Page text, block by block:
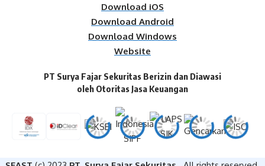
Download iOS
Download Android
Download Windows
Website
PT Surya Fajar Sekuritas Berizin dan Diawasi
oleh Otoritas Jasa Keuangan​